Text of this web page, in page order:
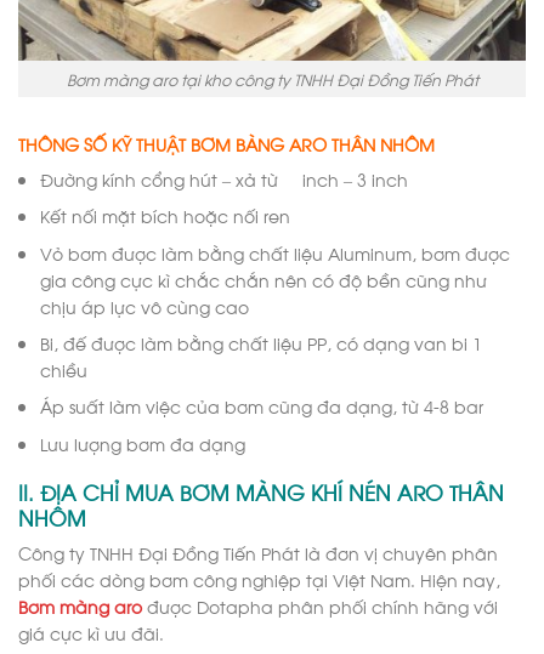
Bơm màng aro tại kho công ty TNHH Đại Đồng Tiến Phát
THÔNG SỐ KỸ THUẬT BƠM BÀNG ARO THÂN NHÔM
Đường kính cổng hút – xả từ ¼ inch – 3 inch
Kết nối mặt bích hoặc nối ren
Vỏ bơm được làm bằng chất liệu Aluminum, bơm được
gia công cực kì chắc chắn nên có độ bền cũng như
chịu áp lực vô cùng cao
Bi, đế được làm bằng chất liệu PP, có dạng van bi 1
chiều
Áp suất làm việc của bơm cũng đa dạng, từ 4-8 bar
Lưu lượng bơm đa dạng
II. ĐỊA CHỈ MUA BƠM MÀNG KHÍ NÉN ARO THÂN
NHÔM
Công ty TNHH Đại Đồng Tiến Phát là đơn vị chuyên phân
phối các dòng bơm công nghiệp tại Việt Nam. Hiện nay,
Bơm màng arođược Dotapha phân phối chính hãng với
giá cực kì ưu đãi.